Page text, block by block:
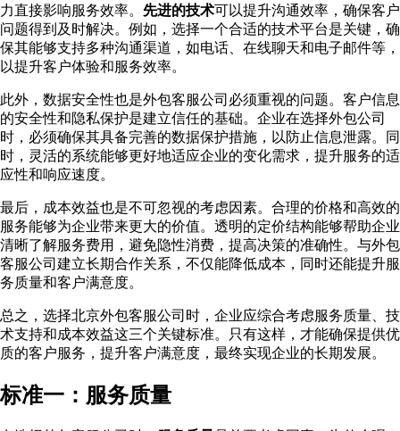
力直接影响服务效率。 先进的技术可以提升沟通效率，确保客户
问题得到及时解决。例如，选择一个合适的技术平台是关键，确
保其能够支持多种沟通渠道，如电话、在线聊天和电子邮件等，
以提升客户体验和服务效率。
此外，数据安全性也是外包客服公司必须重视的问题。客户信息
的安全性和隐私保护是建立信任的基础。企业在选择外包公司
时，必须确保其具备完善的数据保护措施，以防止信息泄露。同
时，灵活的系统能够更好地适应企业的变化需求，提升服务的适
应性和响应速度。
最后，成本效益也是不可忽视的考虑因素。合理的价格和高效的
服务能够为企业带来更大的价值。透明的定价结构能够帮助企业
清晰了解服务费用，避免隐性消费，提高决策的准确性。与外包
客服公司建立长期合作关系，不仅能降低成本，同时还能提升服
务质量和客户满意度。
总之，选择北京外包客服公司时，企业应综合考虑服务质量、技
术支持和成本效益这三个关键标准。只有这样，才能确保提供优
质的客户服务，提升客户满意度，最终实现企业的长期发展。
标准一：服务质量